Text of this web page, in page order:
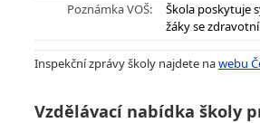
Poznámka VOŠ:
Škola poskytuje
žáky se
Inspekční zprávy školy najdete nawebu
Vzdělávací nabídka školy